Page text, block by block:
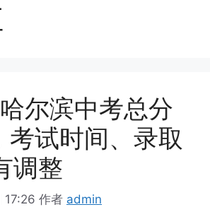
尔滨中考总分
试时间、录取
调整
17:26 作者 admin